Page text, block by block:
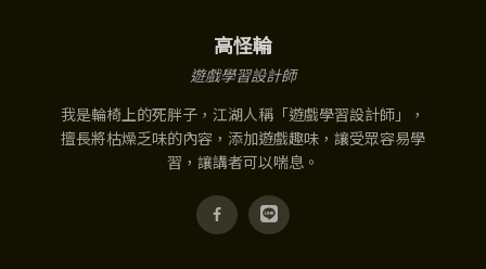
高怪輪
遊戲學習設計師
我是輪椅上的死胖子，江湖人稱「遊戲學習設計師」，
擅長將枯燥乏味的內容，添加遊戲趣味，讓受眾容易學
習，讓講者可以喘息。